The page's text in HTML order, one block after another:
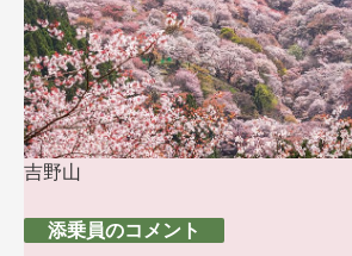
吉野山
添乗員のコメント